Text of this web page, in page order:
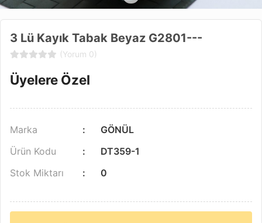
3 Lü Kayık Tabak Beyaz G2801---
(Yorum 0)
Üyelere Özel
Marka
GÖNÜL
Ürün Kodu
DT359-1
Stok Miktarı
0